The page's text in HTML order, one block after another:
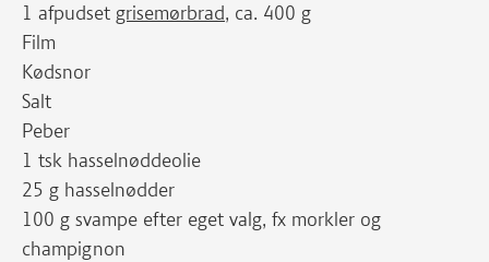
1 afpudset grisemørbrad, ca. 400 g
Film
Kødsnor
Salt
Peber
1 tsk hasselnøddeolie
25 g hasselnødder
100 g svampe efter eget valg, fx morkler og
champignon